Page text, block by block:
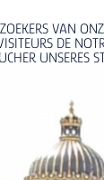
VAN
DE
UNSERES